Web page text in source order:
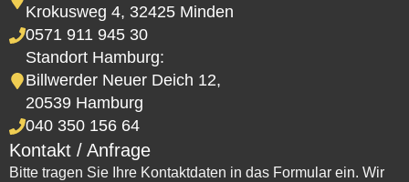
Krokusweg 4, 32425 Minden
0571 911 945 30
Standort Hamburg:
Billwerder Neuer Deich 12,
20539 Hamburg
040 350 156 64
Kontakt / Anfrage
Bitte tragen Sie Ihre Kontaktdaten in das Formular ein. Wir